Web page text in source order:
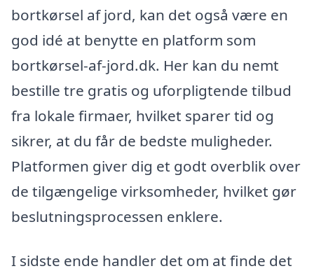
bortkørsel af jord, kan det også være en
god idé at benytte en platform som
bortkørsel-af-jord.dk. Her kan du nemt
bestille tre gratis og uforpligtende tilbud
fra lokale firmaer, hvilket sparer tid og
sikrer, at du får de bedste muligheder.
Platformen giver dig et godt overblik over
de tilgængelige virksomheder, hvilket gør
beslutningsprocessen enklere.
I sidste ende handler det om at finde det